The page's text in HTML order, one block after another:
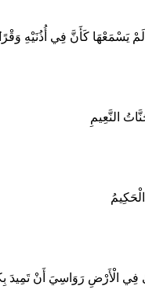
لَمْ يَسْمَعْهَا كَأَنَّ فِي أُذُنَيْهِ
النَّعِيمِ
فِي الْأَرْضِ رَوَاسِيَ أَنْ تَمِيدَ